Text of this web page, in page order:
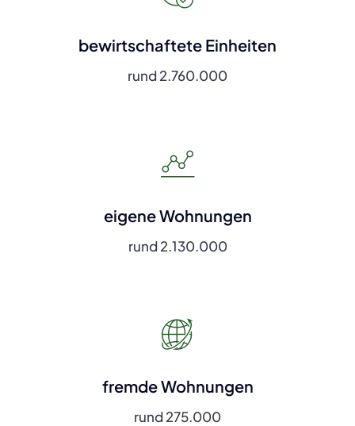
bewirtschaftete Einheiten
rund 2.760.000
eigene Wohnungen
rund 2.130.000
fremde Wohnungen
rund 275.000